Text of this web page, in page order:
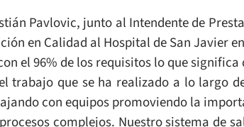
Pavlovic, junto al Intendente de
en Calidad al Hospital de San Javier
el 96% de los requisitos lo que
trabajo que se ha realizado a lo largo
con equipos promoviendo la
complejos. Nuestro sistema